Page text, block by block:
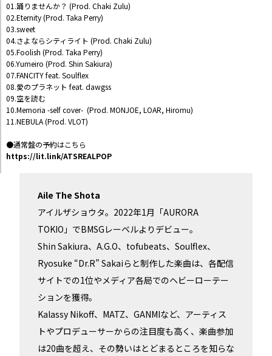
01.踊りませんか？ (Prod. Chaki Zulu)
02.Eternity (Prod. Taka Perry)
03.sweet
04.さよならシティライト (Prod. Chaki Zulu)
05.Foolish (Prod. Taka Perry)
06.Yumeiro (Prod. Shin Sakiura)
07.FANCITY feat. Soulflex
08.愛のプラネット feat. dawgss
09.空を読む
10.Memoria -self cover- (Prod. MONJOE, LOAR, Hiromu)
11.NEBULA (Prod. VLOT)
●通常盤の予約はこちら
https://lit.link/ATSREALPOP
Aile The Shota
アイルザショウタ。2022年1月「AURORA
TOKIO」でBMSGレーベルよりデビュー。
Shin Sakiura、A.G.O、tofubeats、Soulflex、
Ryosuke “Dr.R” Sakaiらと制作した楽曲は、各配信
サイトでの1位やメディア各局でのヘビーローテー
ションを獲得。
Kalassy Nikoff、MATZ、GANMIなど、アーティス
トやプロデューサーからの注目度も高く、楽曲参加
は20曲を超え、その勢いはとどまるところを知らな